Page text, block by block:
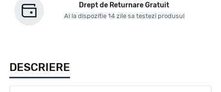
Drept de Returnare Gratuit
Ai la dispozitie 14 zile sa testezi produsul
DESCRIERE